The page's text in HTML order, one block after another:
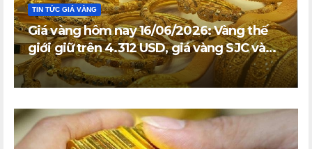
TIN TỨC GIÁ VÀNG
Giá vàng hôm nay 16/06/2026: Vàng thế
giới giữ trên 4.312 USD, giá vàng SJC và
vàng nhẫn trong nước đi ngang